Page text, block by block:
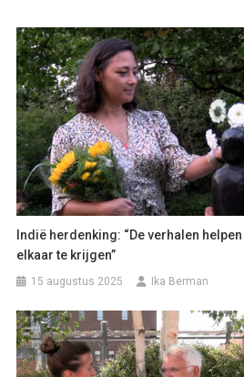
Indië herdenking: “De verhalen
elkaar te krijgen”
15 augustus 2025 Ika Berman